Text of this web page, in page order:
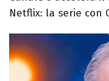
Netflix: la serie con